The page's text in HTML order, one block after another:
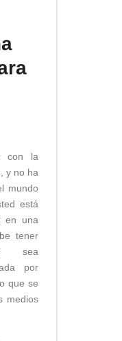
con la
y no ha
mundo
está
en una
tener
sea
por
que se
medios